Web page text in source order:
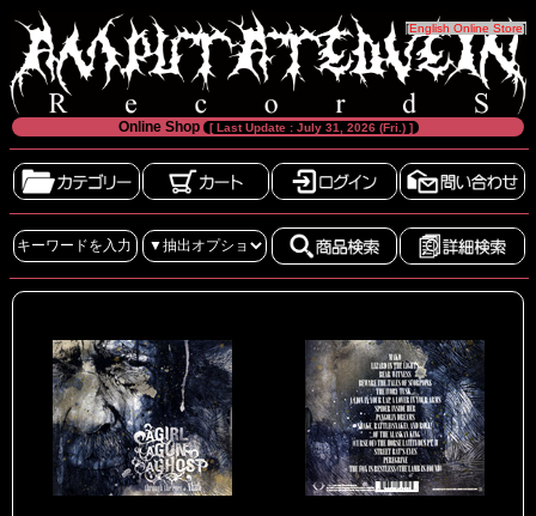
[English Online Store]
Online Shop [ Last Update : July 31, 2026 (Fri.) ]